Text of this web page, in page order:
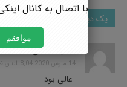
یک دیدگاه
سعید صفی الله
14 مارس 2020 at 8:04 ق.ظ
عالی بود
با اتصال به کانال
موافقم